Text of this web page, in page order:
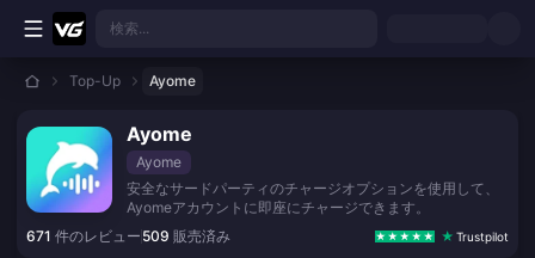
メインコンテンツへスキップ
検索...
Top-Up Ayome
Ayome
Ayome
安全なサードパーティのチャージオプションを使用して、
Ayomeアカウントに即座にチャージできます。
671 件のレビュー 509 販売済み Trustpilot